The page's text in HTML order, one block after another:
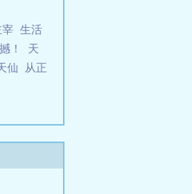
生活
！
天
仙 从正